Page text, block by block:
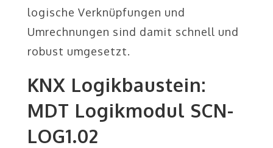
logische Verknüpfungen und
Umrechnungen sind damit schnell und
robust umgesetzt.
KNX Logikbaustein:
MDT Logikmodul SCN-
LOG1.02